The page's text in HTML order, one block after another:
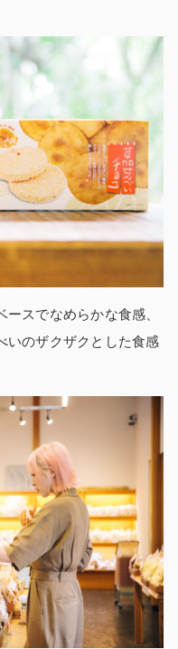
ースでなめらかな食感、
いのザクザクとした食感